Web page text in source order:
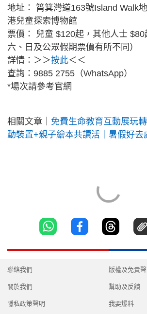
地址： 筲箕灣道163號Island Walk
港兒童探索博物館
票價： 兒童 $120起，其他人士
六、日及公眾假期票價有所不同）
詳情：＞＞按此＜＜
查詢：9885 2755（WhatsApp）
*場次請參考官網
相關文章｜ 免費生命教育互動展玩
動裝置+親子繪本共讀活｜暑假好去
聯絡我們
關於我們
隱私政策聲明
版權及免責聲
幫助及反饋
我要爆料